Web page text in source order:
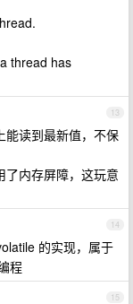
thread has
13
能读到最新值，不保
了内存屏障，这玩意
14
的实现，属于
程
15